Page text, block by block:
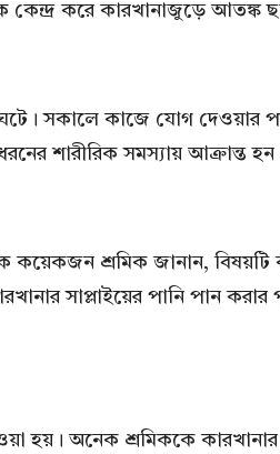
কেন্দ্র করে কারখানাজুড়ে আতঙ্ক
সকালে কাজে যোগ দেওয়ার
শারীরিক সমস্যায় আক্রান্ত
কয়েকজন শ্রমিক জানান,
সাপ্লাইয়ের পানি পান করার
হয়। অনেক শ্রমিককে